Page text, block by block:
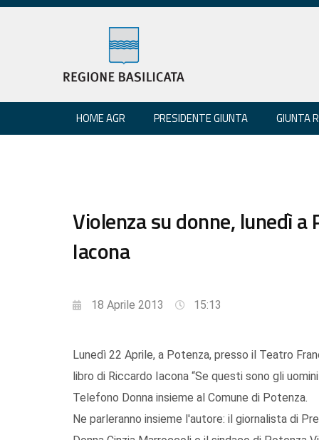
HOME AGR PRESIDENTE GIUNTA GIUNTA
Violenza su donne, lunedì
Iacona
18 Aprile 2013 15:13
Lunedì 22 Aprile, a Potenza, presso il Teatro
libro di Riccardo Iacona “Se questi sono gli
Telefono Donna insieme al Comune di Potenza.
Ne parleranno insieme l'autore: il giornalista di